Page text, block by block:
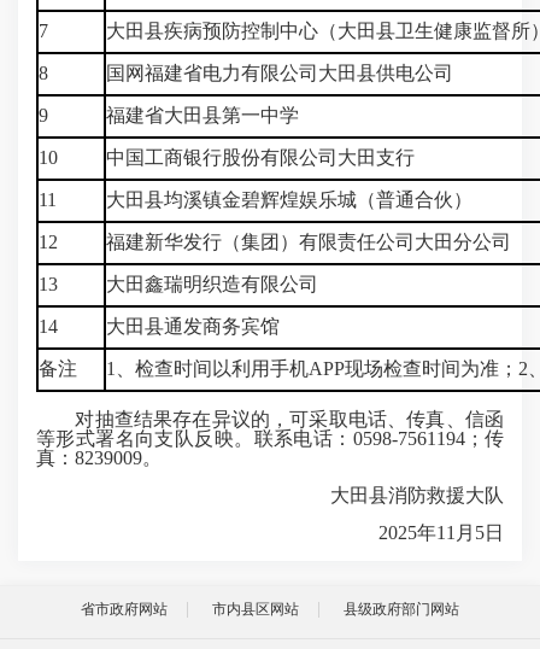
7 大田县疾病预防控制中心（大田县卫生健康监督所
8 国网福建省电力有限公司大田县供电公司
9 福建省大田县第一中学
10 中国工商银行股份有限公司大田支行
11 大田县均溪镇金碧辉煌娱乐城（普通合伙）
12 福建新华发行（集团）有限责任公司大田分公司
13 大田鑫瑞明织造有限公司
14 大田县通发商务宾馆
备注 1、检查时间以利用手机APP现场检查时间为准；
对抽查结果存在异议的，可采取电话、传真、信函
等形式署名向支队反映。联系电话：0598-7561194；传
真：8239009。
大田县消防救援大队
2025年11月5日
省市政府网站 市内县区网站 县级政府部门网站